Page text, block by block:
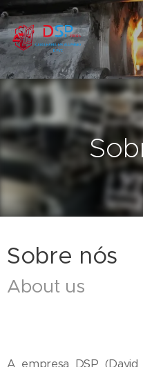
Sobre nós
About us
A empresa DSP (David